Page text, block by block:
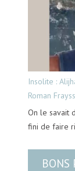
Insolite :
Roman
On le savait
fini de faire
BONS